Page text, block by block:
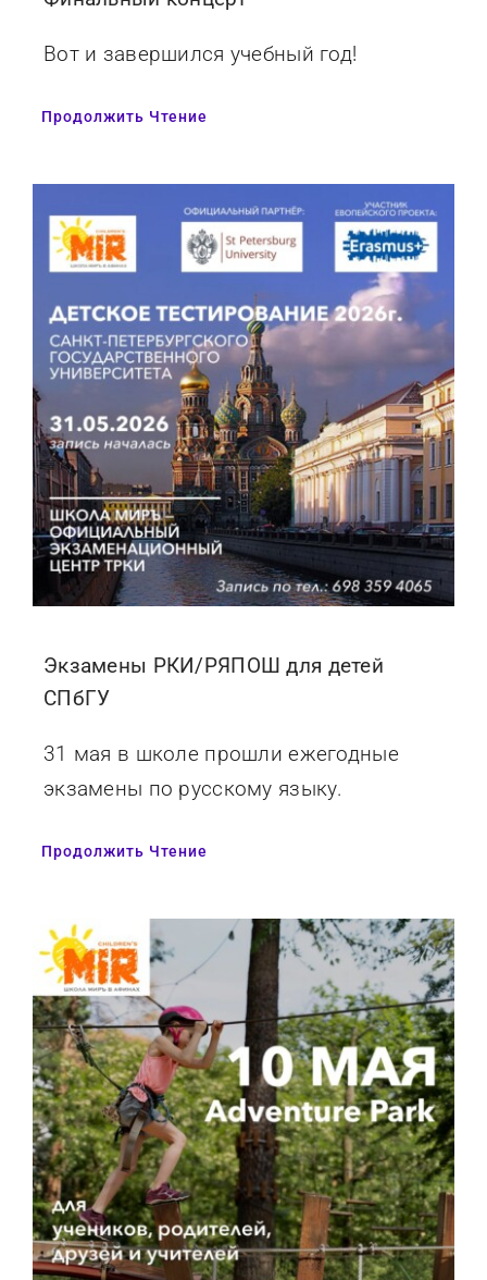
Вот и завершился учебный год!
Продолжить Чтение
Экзамены РКИ/РЯПОШ для детей
СПбГУ
31 мая в школе прошли ежегодные
экзамены по русскому языку.
Продолжить Чтение